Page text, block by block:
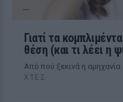
Γιατί τα
θέση (και τι λέει η
Από πού ξεκινά η
ΧΤΕΣ